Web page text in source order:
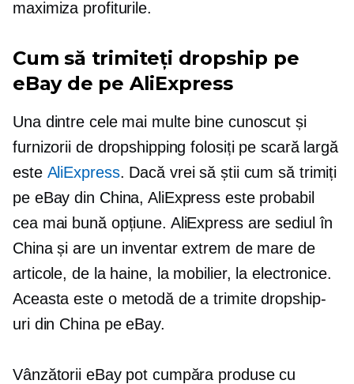
maximiza profiturile.
Cum să trimiteți dropship pe
eBay de pe AliExpress
Una dintre cele mai multe bine cunoscut și
furnizorii de dropshipping folosiți pe scară largă
este AliExpress. Dacă vrei să știi cum să trimiți
pe eBay din China, AliExpress este probabil
cea mai bună opțiune. AliExpress are sediul în
China și are un inventar extrem de mare de
articole, de la haine, la mobilier, la electronice.
Aceasta este o metodă de a trimite dropship-
uri din China pe eBay.
Vânzătorii eBay pot cumpăra produse cu